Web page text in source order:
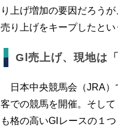
り上げ増加の要因だろう
売り上げをキープしたとい
GⅠ売上げ、現地は
日本中央競馬会（JRA）
客での競馬を開催。そし
も格の高いGⅠレースの１